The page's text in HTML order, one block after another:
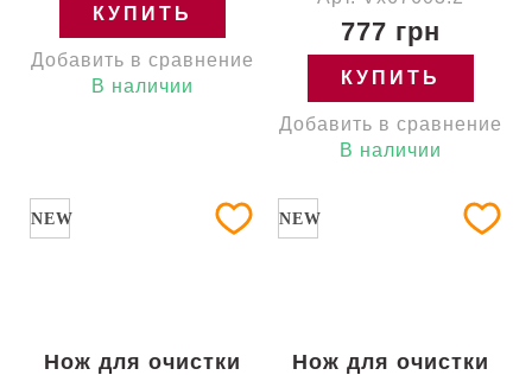
КУПИТЬ
Добавить в сравнение
В наличии
777 грн
КУПИТЬ
Добавить в сравнение
В наличии
NEW
Нож для очистки
NEW
Нож для очистки